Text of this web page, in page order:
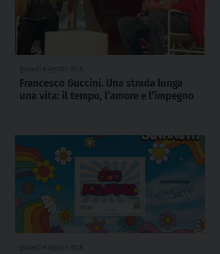
Francesco Guccini. Una strada lunga
una vita: il tempo, l’amore e l’impegno